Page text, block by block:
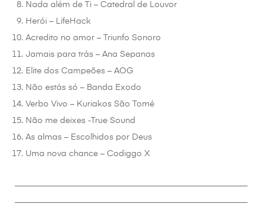
Nada além de Ti – Catedral de Louvor
Herói – LifeHack
Acredito no amor – Triunfo Sonoro
Jamais para trás – Ana Sepanas
Elite dos Campeões – AOG
Não estás só – Banda Exodo
Verbo Vivo – Kuriakos São Tomé
Não me deixes -True Sound
As almas – Escolhidos por Deus
Uma nova chance – Codiggo X